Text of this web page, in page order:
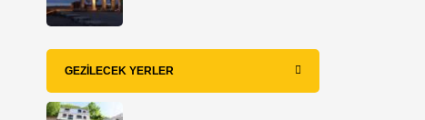
GEZILECEK YERLER